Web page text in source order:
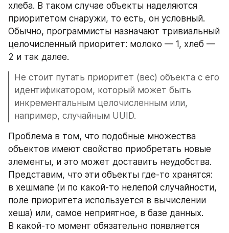
хлеба. В таком случае объекты наделяются
приоритетом снаружи, то есть, он условный.
Обычно, программисты назначают тривиальный
целочисленный приоритет: молоко — 1, хлеб —
2 и так далее.
Не стоит путать приоритет (вес) объекта с его
идентификатором, который может быть
инкрементальным целочисленным или,
например, случайным UUID.
Проблема в том, что подобные множества
объектов имеют свойство приобретать новые
элементы, и это может доставить неудобства.
Представим, что эти объекты где-то хранятся:
в хешмапе (и по какой-то нелепой случайности,
поле приоритета используется в вычислении
хеша) или, самое неприятное, в базе данных.
В какой-то момент обязательно появляется